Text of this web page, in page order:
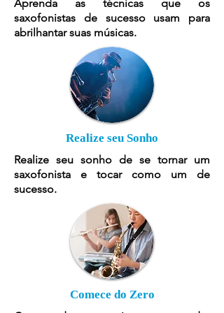
Aprenda as técnicas que os
saxofonistas de sucesso usam para
abrilhantar suas músicas.
Realize seu Sonho
Realize seu sonho de se tornar um
saxofonista e tocar como um de
sucesso.
Comece do Zero